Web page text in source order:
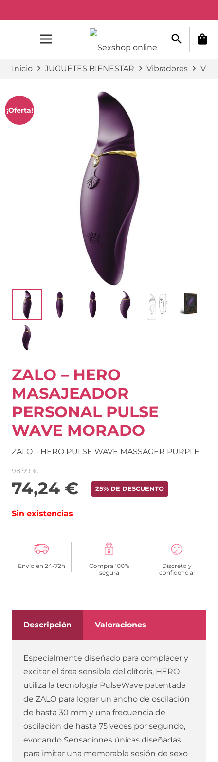
search shopping_bag
Inicio JUGUETES BIENESTAR Vibradores
¡Oferta!
ZALO – HERO
MASAJEADOR
PERSONAL PULSE
WAVE MORADO
ZALO – HERO PULSE WAVE MASSAGER PURPLE
98,99€
74,24 € 25% DE DESCUENTO
Sin existencias
Envío en 24-72h
Compra 100%
segura
Discreto y
confidencial
Descripción Valoraciones
Especialmente diseñado para complacer y
excitar el área sensible del clítoris, HERO
utiliza la tecnología PulseWave patentada
de ZALO para lograr un ancho de oscilación
de hasta 30 mm y una frecuencia de
oscilación de hasta 75 veces por segundo,
evocando Sensaciones únicas diseñadas
para imitar una memorable sesión de sexo